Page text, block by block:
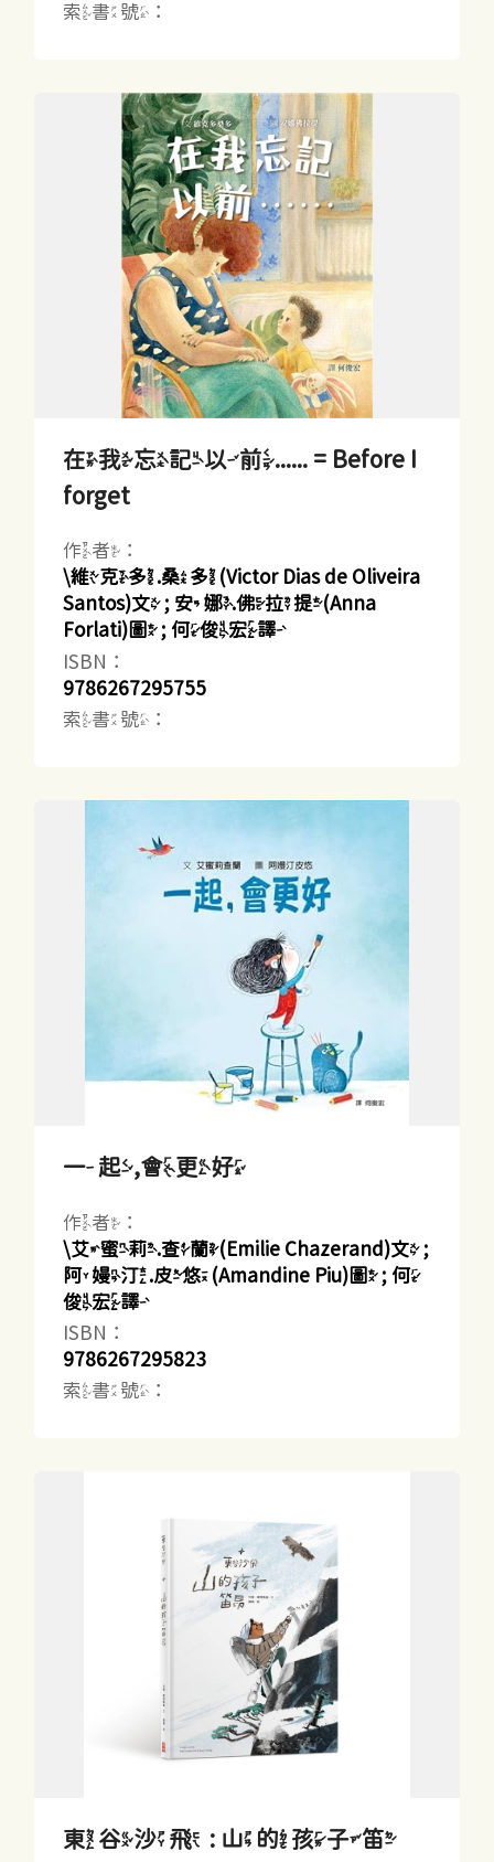
索書號：
在我忘記以前...... = Before I
forget
作者：
\維克多.桑多(Victor Dias de Oliveira
Santos)文 ; 安娜.佛拉提(Anna
Forlati)圖 ; 何俊宏譯
ISBN：
9786267295755
索書號：
一起,會更好
作者：
\艾蜜莉.查蘭(Emilie Chazerand)文 ;
阿嫚汀.皮悠(Amandine Piu)圖 ; 何
俊宏譯
ISBN：
9786267295823
索書號：
東谷沙飛 : 山的孩子笛